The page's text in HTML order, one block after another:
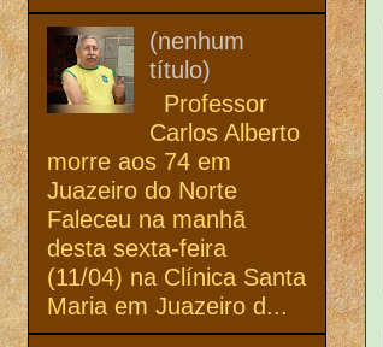
(nenhum
título)
Professor
Carlos Alberto
morre aos 74 em
Juazeiro do Norte
Faleceu na manhã
desta sexta-feira
(11/04) na Clínica Santa
Maria em Juazeiro d...